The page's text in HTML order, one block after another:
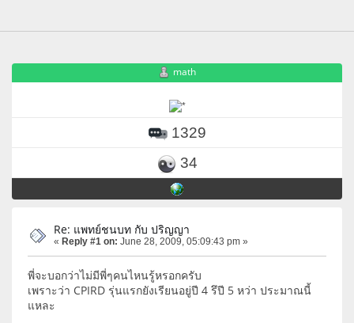
math
1329
34
Re: แพทย์ชนบท กับ ปริญญา
« Reply #1 on: June 28, 2009, 05:09:43 pm »
พี่จะบอกว่าไม่มีพี่ๆคนไหนรู้หรอกครับ
เพราะว่า CPIRD รุ่นแรกยังเรียนอยู่ปี 4 รึปี 5 หว่า ประมาณนี้
แหละ